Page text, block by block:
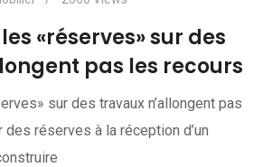
«réserves» sur des
pas les recours
sur des travaux n’allongent pas
réserves à la réception d’un